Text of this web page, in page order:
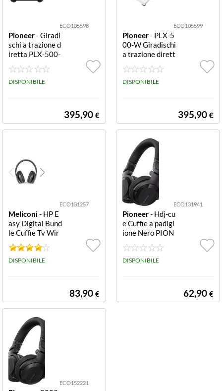
ECO105598
Pioneer- Giradi
schi a trazione d
iretta PLX-500-
K PIONEER GIR
ADISCHI PLX-5
00 K BLKPIONE
DISPONIBILE
395,90 €
ECO105599
Pioneer- PLX-5
00-W Giradischi
a trazione dirett
a USB Bianco PI
ONEER GIRADI
SCHI PLX-500
E BIANCO
DISPONIBILE
395,90 €
ECO131257
Meliconi- HP E
asy Digital Bund
le Cuffie Tv Wir
eless CUFFIA T
V STEREO S/FIL
I RICARICABIL
DISPONIBILE
83,90 €
ECO131941
Pioneer- Hdj-cu
e Cuffie a padigl
ione Nero PION
EER CUFFIA DJ
HDJ-CUE1PIO
NEER DJ HDJ-C
DISPONIBILE
62,90 €
ECO152221